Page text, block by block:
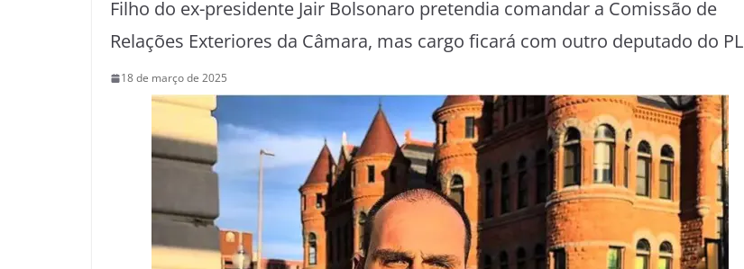
Filho do ex-presidente Jair Bolsonaro pretendia comandar a Comissão de
Relações Exteriores da Câmara, mas cargo ficará com outro deputado do PL
18 de março de 2025